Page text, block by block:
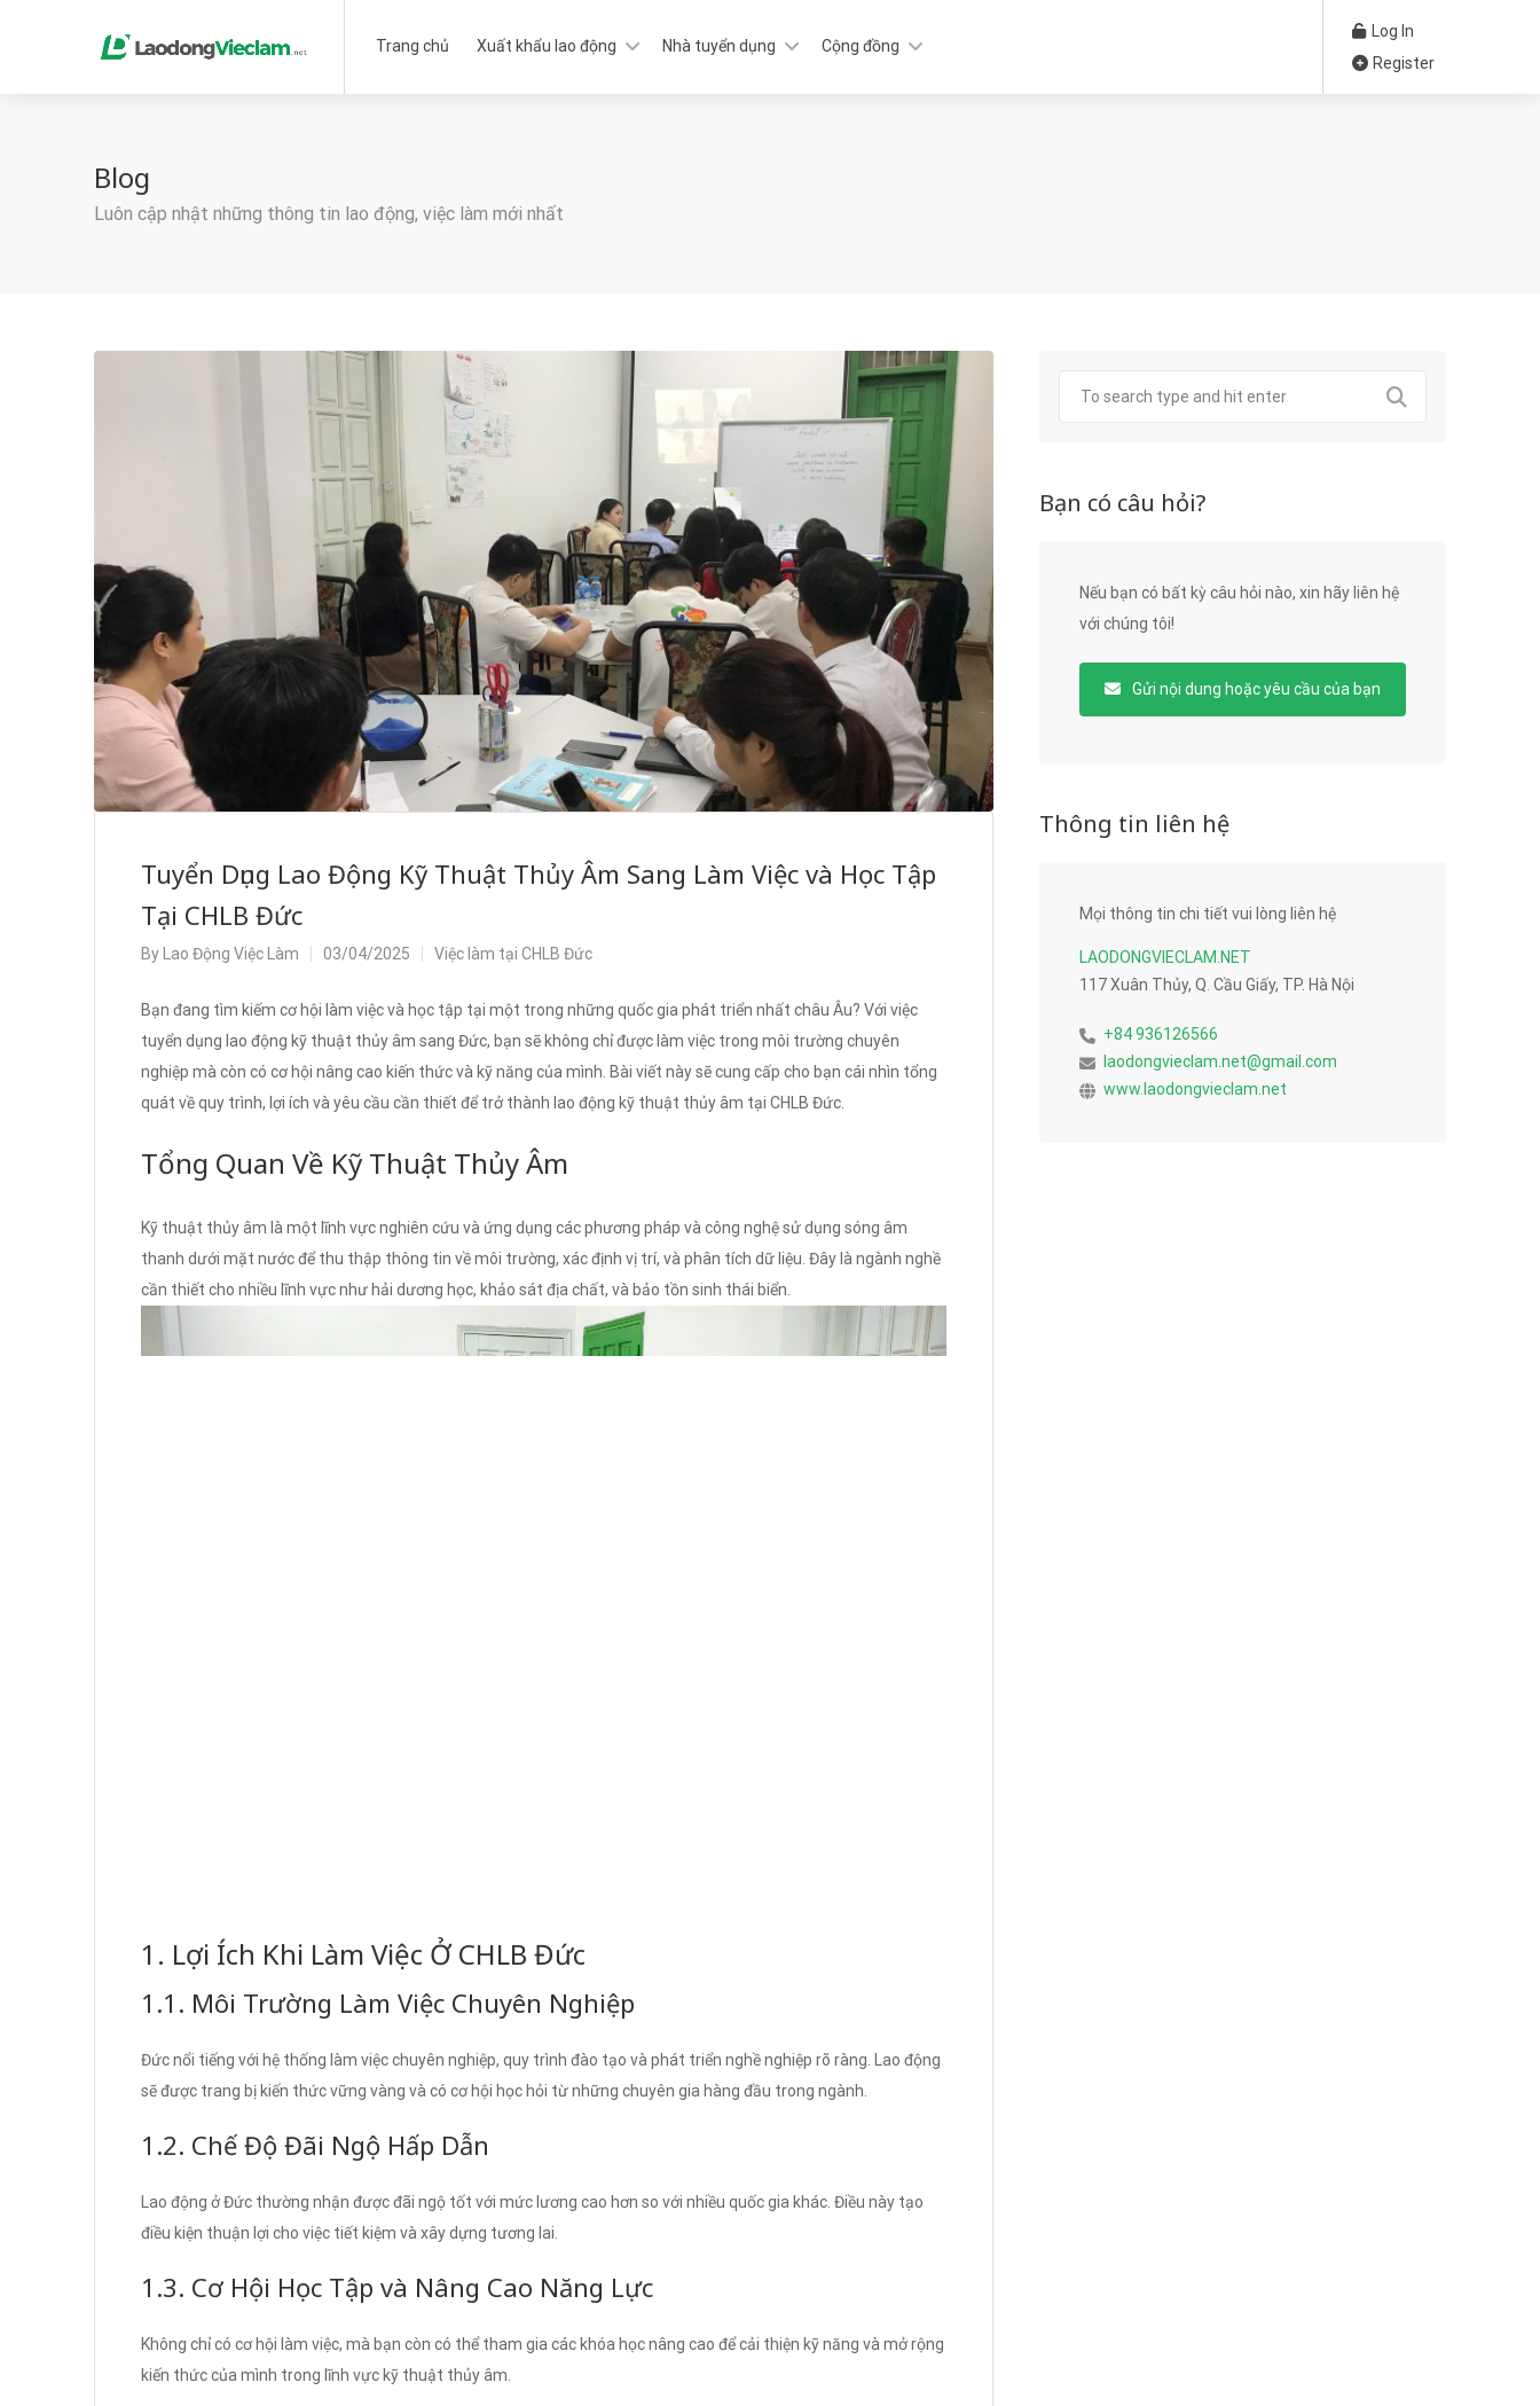
Trang chủ Xuất khẩu lao động Nhà tuyển dụng Cộng đồng
Log In
Register
Blog
Luôn cập nhật những thông tin lao động, việc làm mới nhất
Tuyển Dụng Lao Động Kỹ Thuật Thủy Âm Sang Làm Việc và Học Tập
Tại CHLB Đức
By Lao Động Việc Làm 03/04/2025 Việc làm tại CHLB Đức
Bạn đang tìm kiếm cơ hội làm việc và học tập tại một trong những quốc gia phát triển nhất châu Âu? Với việc
tuyển dụng lao động kỹ thuật thủy âm sang Đức, bạn sẽ không chỉ được làm việc trong môi trường chuyên
nghiệp mà còn có cơ hội nâng cao kiến thức và kỹ năng của mình. Bài viết này sẽ cung cấp cho bạn cái nhìn tổng
quát về quy trình, lợi ích và yêu cầu cần thiết để trở thành lao động kỹ thuật thủy âm tại CHLB Đức.
Tổng Quan Về Kỹ Thuật Thủy Âm
Kỹ thuật thủy âm là một lĩnh vực nghiên cứu và ứng dụng các phương pháp và công nghệ sử dụng sóng âm
thanh dưới mặt nước để thu thập thông tin về môi trường, xác định vị trí, và phân tích dữ liệu. Đây là ngành nghề
cần thiết cho nhiều lĩnh vực như hải dương học, khảo sát địa chất, và bảo tồn sinh thái biển.
1. Lợi Ích Khi Làm Việc Ở CHLB Đức
1.1. Môi Trường Làm Việc Chuyên Nghiệp
Đức nổi tiếng với hệ thống làm việc chuyên nghiệp, quy trình đào tạo và phát triển nghề nghiệp rõ ràng. Lao động
sẽ được trang bị kiến thức vững vàng và có cơ hội học hỏi từ những chuyên gia hàng đầu trong ngành.
1.2. Chế Độ Đãi Ngộ Hấp Dẫn
Lao động ở Đức thường nhận được đãi ngộ tốt với mức lương cao hơn so với nhiều quốc gia khác. Điều này tạo
điều kiện thuận lợi cho việc tiết kiệm và xây dựng tương lai.
1.3. Cơ Hội Học Tập và Nâng Cao Năng Lực
Không chỉ có cơ hội làm việc, mà bạn còn có thể tham gia các khóa học nâng cao để cải thiện kỹ năng và mở rộng
kiến thức của mình trong lĩnh vực kỹ thuật thủy âm.
Bạn có câu hỏi?
Nếu bạn có bất kỳ câu hỏi nào, xin hãy liên hệ
với chúng tôi!
Gửi nội dung hoặc yêu cầu của bạn
Thông tin liên hệ
Mọi thông tin chi tiết vui lòng liên hệ
LAODONGVIECLAM.NET
117 Xuân Thủy, Q. Cầu Giấy, TP. Hà Nội
+84 936126566
laodongvieclam.net@gmail.com
www.laodongvieclam.net